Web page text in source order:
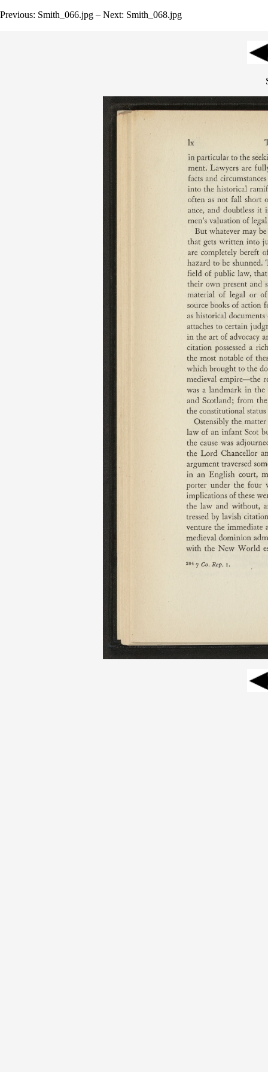
Previous: Smith_066.jpg – Next: Smith_068.jpg